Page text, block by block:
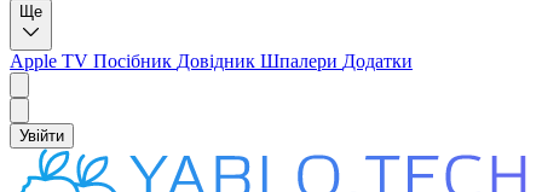
Ще
Apple TV Посібник Довідник Шпалери Додатки
Увійти